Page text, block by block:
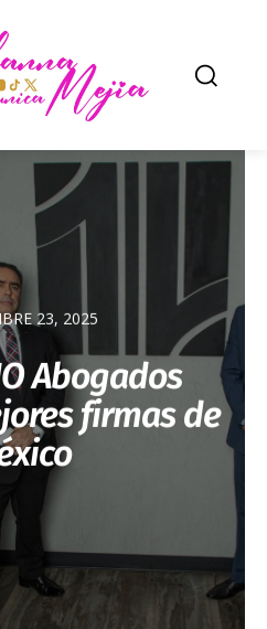
23, 2025
Abogados
firmas de